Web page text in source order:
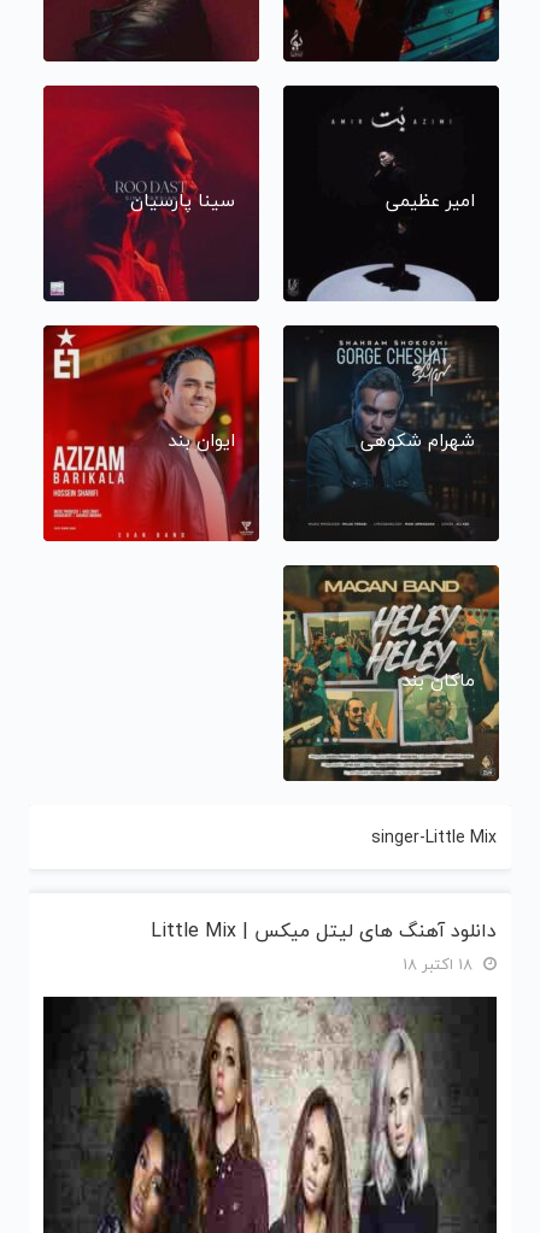
امیر عظیمی سینا پارسیان
شهرام شکوهی ایوان بند
ماکان بند
singer-Little Mix
دانلود آهنگ های لیتل میکس | Little Mix